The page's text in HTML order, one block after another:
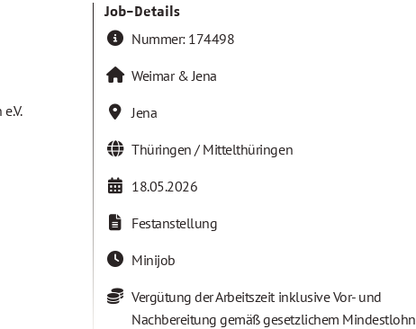
Job-Details
Nummer: 174498
Weimar & Jena
Jena
Thüringen / Mittelthüringen
18.05.2026
Festanstellung
Minijob
Vergütung der Arbeitszeit inklusive Vor- und
Nachbereitung gemäß gesetzlichem Mindestlohn